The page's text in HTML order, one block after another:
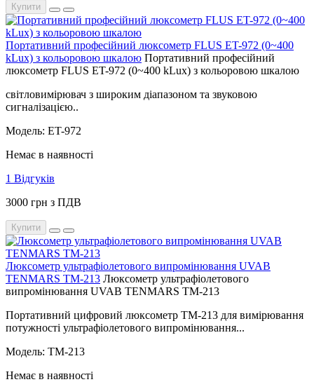
Купити
Портативний професійний люксометр FLUS ET-972 (0~400
kLux) з кольоровою шкалою Портативний професійний
люксометр FLUS ET-972 (0~400 kLux) з кольоровою шкалою
світловимірювач з широким діапазоном та звуковою
сигналізацією..
Модель: ET-972
Немає в наявності
1 Відгуків
3000 грн з ПДВ
Купити
Люксометр ультрафіолетового випромінювання UVAB
TENMARS TM-213 Люксометр ультрафіолетового
випромінювання UVAB TENMARS TM-213
Портативний цифровий люксометр TM-213 для вимірювання
потужності ультрафіолетового випромінювання...
Модель: TM-213
Немає в наявності